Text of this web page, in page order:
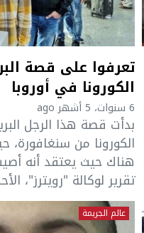
تعرفوا على قصة
الكورونا في أوروبا
6 سنوات، 5 أشهر ago
بدأت قصة هذا الرجل
الكورونا من سنغافورة،
هناك حيث يعتقد أنه
تقرير لوكالة "رويترز"،
عالم الجريمة